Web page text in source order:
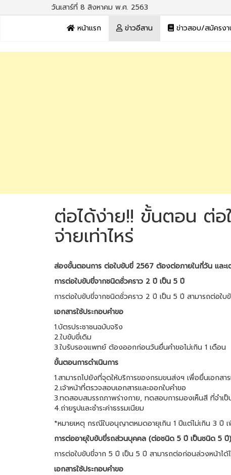
วันเสาร์ที่ 8 สิงหาคม พ.ศ. 2563
หน้าแรก
ข่าวอีสาน ข่าวสอบ/สมัครง
ต่อได้ง่าย!! ขั้นตอน ต่อ
จ่ายเท่าไหร่
ส่องขั้นตอนการ ต่อใบขับขี่ 2567 ต้องต่อภายในกี่วัน และเต
การต่อใบขับขี่จากชนิดชั่วคราว 2 ปี เป็น 5 ปี
การต่อใบขับขี่จากชนิดชั่วคราว 2 ปี เป็น 5 ปี สามารถต่อ
เอกสารใช้ประกอบคำขอ
1.บัตรประชาชนฉบับจริง
2.ใบขับขี่เดิม
3.ใบรับรองแพทย์ ต้องออกก่อนวันยื่นคำขอไม่เกิน 1 เดือน
ขั้นตอนการดำเนินการ
1.สามารถไปยังที่จุดให้บริการของกรมขนส่งฯ เพื่อยื่นเอก
2.เจ้าหน้าที่ตรวจสอบเอกสารและออกใบคำขอ
3.ทดสอบสมรรถภาพร่างกาย, ทดสอบการมองเห็นสี ที่จำเ
4.ถ่ายรูปและชำระค่าธรรมเนียม
*หมายเหตุ กรณีใบอนุญาตหมดอายุเกิน 1 ปีแต่ไม่เกิน 3 ปี
การต่ออายุใบขับขี่รถส่วนบุคคล (ต่อชนิด 5 ปี เป็นชนิด 5 ปี)
การต่อใบขับขี่จาก 5 ปี เป็น 5 ปี สามารถต่อก่อนล่วงหน้าไ
เอกสารใช้ประกอบคำขอ